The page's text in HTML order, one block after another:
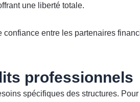
une liberté totale.
entre les partenaires
professionnels
spécifiques des structures.